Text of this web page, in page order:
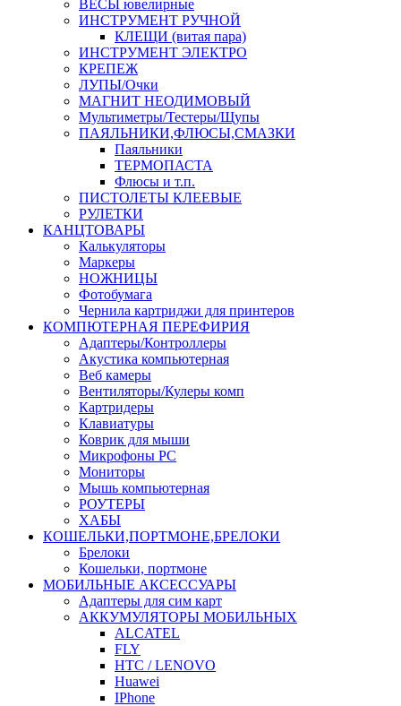
ВЕСЫ ювелирные
ИНСТРУМЕНТ РУЧНОЙ
КЛЕЩИ (витая пара)
ИНСТРУМЕНТ ЭЛЕКТРО
КРЕПЕЖ
ЛУПЫ/Очки
МАГНИТ НЕОДИМОВЫЙ
Мультиметры/Тестеры/Щупы
ПАЯЛЬНИКИ,ФЛЮСЫ,СМАЗКИ
Паяльники
ТЕРМОПАСТА
Флюсы и т.п.
ПИСТОЛЕТЫ КЛЕЕВЫЕ
РУЛЕТКИ
КАНЦТОВАРЫ
Калькуляторы
Маркеры
НОЖНИЦЫ
Фотобумага
Чернила картриджи для принтеров
КОМПЮТЕРНАЯ ПЕРЕФИРИЯ
Адаптеры/Контроллеры
Акустика компьютерная
Веб камеры
Вентиляторы/Кулеры комп
Картридеры
Клавиатуры
Коврик для мыши
Микрофоны PC
Мониторы
Мышь компьютерная
РОУТЕРЫ
ХАБЫ
КОШЕЛЬКИ,ПОРТМОНЕ,БРЕЛОКИ
Брелоки
Кошельки, портмоне
МОБИЛЬНЫЕ АКСЕССУАРЫ
Адаптеры для сим карт
АККУМУЛЯТОРЫ МОБИЛЬНЫХ
ALCATEL
FLY
HTC / LENOVO
Huawei
IPhone